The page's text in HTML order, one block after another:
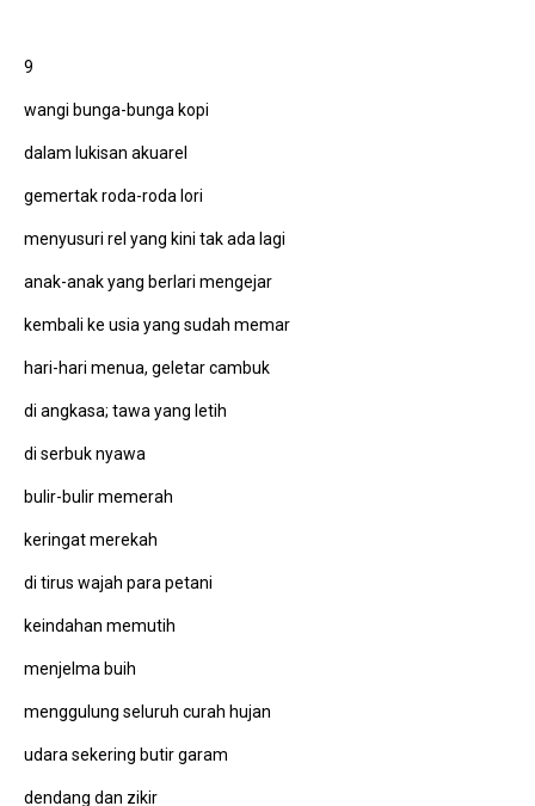
9
wangi bunga-bunga kopi
dalam lukisan akuarel
gemertak roda-roda lori
menyusuri rel yang kini tak ada lagi
anak-anak yang berlari mengejar
kembali ke usia yang sudah memar
hari-hari menua, geletar cambuk
di angkasa; tawa yang letih
di serbuk nyawa
bulir-bulir memerah
keringat merekah
di tirus wajah para petani
keindahan memutih
menjelma buih
menggulung seluruh curah hujan
udara sekering butir garam
dendang dan zikir